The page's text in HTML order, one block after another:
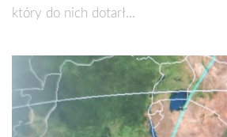
który do nich dotarł...